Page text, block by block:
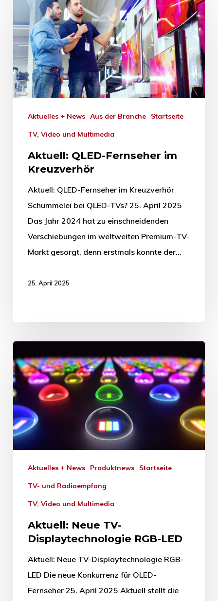
Aktuelles + News Aus der Branche Startseite
TV, Video und Multimedia
Aktuell: QLED-Fernseher im
Kreuzverhör
Aktuell: QLED-Fernseher im Kreuzverhör
Schummelei bei QLED-TVs? 25. April 2025
Das Jahr 2024 hat zu einschneidenden
Verschiebungen im weltweiten Premium-TV-
Markt gesorgt, denn erstmals konnte der…
25. April 2025
Aktuelles + News Produktnews Startseite
TV- und Radioempfang
TV, Video und Multimedia
Aktuell: Neue TV-
Displaytechnologie RGB-LED
Aktuell: Neue TV-Displaytechnologie RGB-
LED Die neue Konkurrenz für OLED-
Fernseher 25. April 2025 Aktuell stellt die